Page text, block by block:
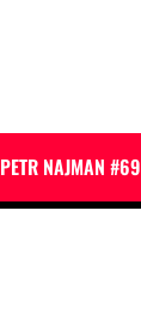
PETR NAJMAN #69